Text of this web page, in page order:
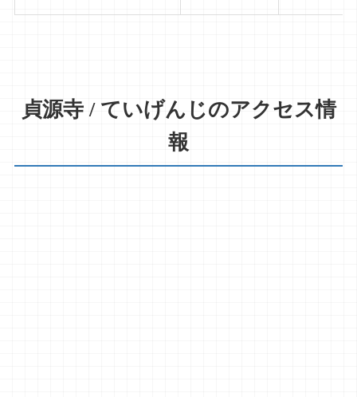
332.0万円
詳細を見る >
貞源寺 / ていげんじのアクセス情
報